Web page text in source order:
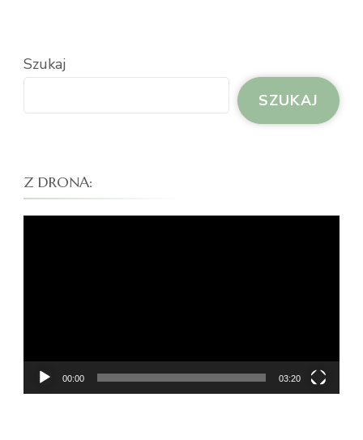
Szukaj
SZUKAJ
Z DRONA:
00:00 03:20